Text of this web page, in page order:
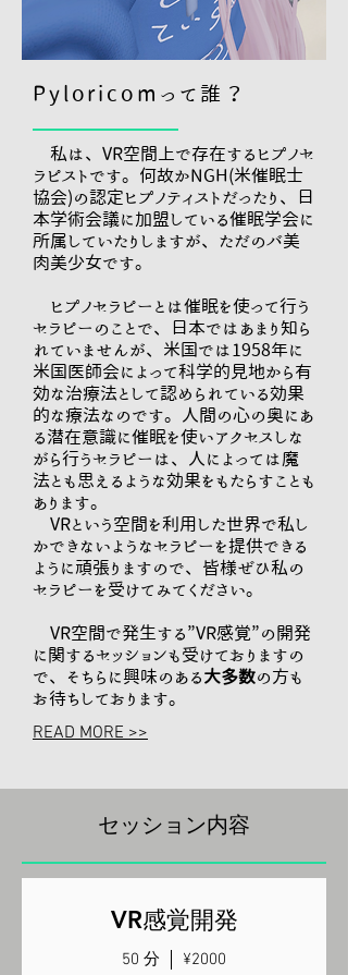
Pyloricomって誰？
私は、VR空間上で存在するヒプノセ
ラピストです。何故かNGH(米催眠士
協会)の認定ヒプノティストだったり、日
本学術会議に加盟している催眠学会に
所属していたりしますが、ただのバ美
肉美少女です。
ヒプノセラピーとは催眠を使って行う
セラピーのことで、日本ではあまり知ら
れていませんが、米国では1958年に
米国医師会によって科学的見地から有
効な治療法として認められている効果
的な療法なのです。人間の心の奥にあ
る潜在意識に催眠を使いアクセスしな
がら行うセラピーは、人によっては魔
法とも思えるような効果をもたらすことも
あります。
VRという空間を利用した世界で私し
かできないようなセラピーを提供できる
ように頑張りますので、皆様ぜひ私の
セラピーを受けてみてください。
​ VR空間で発生する”VR感覚”の開発
に関するセッションも受けておりますの
で、そちらに興味のある大多数の方も
お待ちしております。
READ MORE >>
​セッション内容
VR感覚開発
50 分 ¥2000